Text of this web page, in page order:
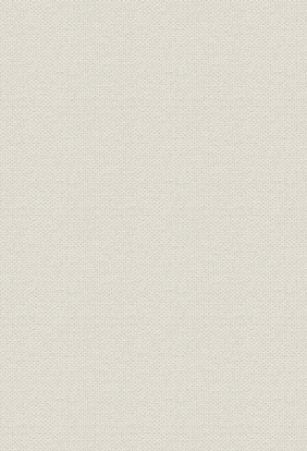
保田克己社長 [昭和41年
松山博覧会での当社展示コーナ
ー
昭和40年
丸太の流通形態
[昭和47年
(1975年)]
製材品の流通形態
[昭和47年
(1975年)]
経営山林伐採量推移
第15期・
35期・昭